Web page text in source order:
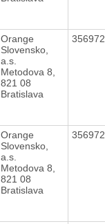
Orange
Slovensko,
a.s.
Metodova 8,
821 08
Bratislava
Orange
Slovensko,
a.s.
Metodova 8,
821 08
Bratislava